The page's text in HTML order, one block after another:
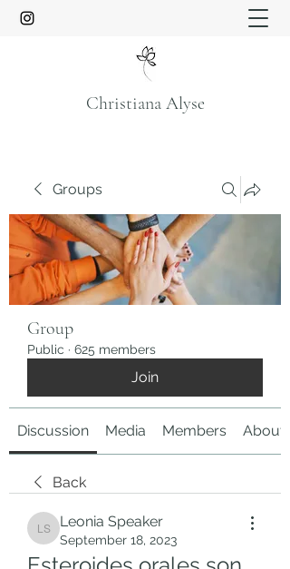
Christiana Alyse
Groups
Group
Public · 625 members
Join
Discussion Media Members About
Back
Leonia Speaker
Leonia Speaker
September 18, 2023